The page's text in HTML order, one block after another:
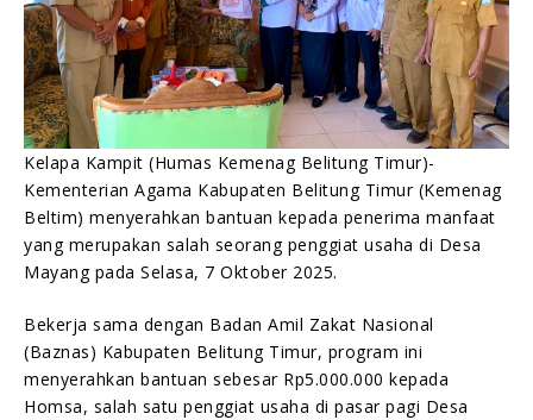
Kelapa Kampit (Humas Kemenag Belitung Timur)-
Kementerian Agama Kabupaten Belitung Timur (Kemenag
Beltim) menyerahkan bantuan kepada penerima manfaat
yang merupakan salah seorang penggiat usaha di Desa
Mayang pada Selasa, 7 Oktober 2025.
Bekerja sama dengan Badan Amil Zakat Nasional
(Baznas) Kabupaten Belitung Timur, program ini
menyerahkan bantuan sebesar Rp5.000.000 kepada
Homsa, salah satu penggiat usaha di pasar pagi Desa